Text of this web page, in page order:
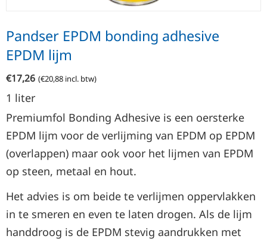
Pandser EPDM bonding adhesive
EPDM lijm
€17,26 (€20,88 incl. btw)
1 liter
Premiumfol Bonding Adhesive is een oersterke
EPDM lijm voor de verlijming van EPDM op EPDM
(overlappen) maar ook voor het lijmen van EPDM
op steen, metaal en hout.
Het advies is om beide te verlijmen oppervlakken
in te smeren en even te laten drogen. Als de lijm
handdroog is de EPDM stevig aandrukken met